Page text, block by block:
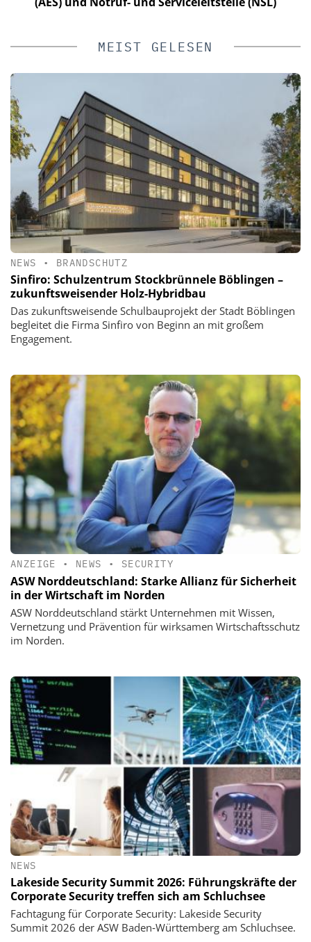
MEIST GELESEN
NEWS • BRANDSCHUTZ
Sinfiro: Schulzentrum Stockbrünnele Böblingen –
zukunftsweisender Holz-Hybridbau
Das zukunftsweisende Schulbauprojekt der Stadt Böblingen
begleitet die Firma Sinfiro von Beginn an mit großem
Engagement.
ANZEIGE • NEWS • SECURITY
ASW Norddeutschland: Starke Allianz für Sicherheit
in der Wirtschaft im Norden
ASW Norddeutschland stärkt Unternehmen mit Wissen,
Vernetzung und Prävention für wirksamen Wirtschaftsschutz
im Norden.
NEWS
Lakeside Security Summit 2026: Führungskräfte der
Corporate Security treffen sich am Schluchsee
Fachtagung für Corporate Security: Lakeside Security
Summit 2026 der ASW Baden‑Württemberg am Schluchsee.